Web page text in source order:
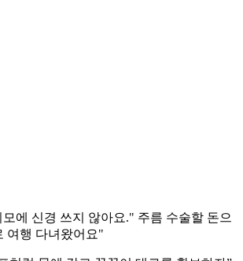
에 신경 쓰지 않아요." 주름 수술할 돈으
여행 다녀왔어요"